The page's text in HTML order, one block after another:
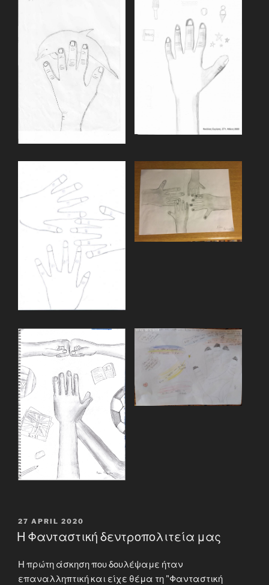
POSTED
ON
27 APRIL 2020
Η Φανταστική δεντροπολιτεία μας
Η πρώτη άσκηση που δουλέψαμε ήταν
επαναλληπτική και είχε θέμα τη "Φανταστική